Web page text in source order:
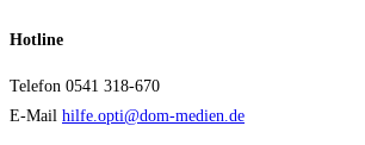
Hotline
Telefon 0541 318-670
E-Mail hilfe.opti@dom-medien.de